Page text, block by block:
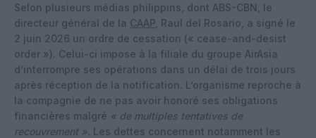
Selon plusieurs médias philippins, dont ABS-CBN, le
directeur général de la CAAP , Raul del Rosario, a signé le
2 juin 2026 un ordre de cessation (« cease-and-desist
order »). Celui-ci impose à la filiale du groupe AirAsia
d’interrompre ses opérations dans un délai de trois jours
après réception de la notification. L’organisme reproche à
la compagnie de ne pas avoir honoré ses obligations
financières malgré « de multiples tentatives de
recouvrement ». Les dettes concernent notamment les